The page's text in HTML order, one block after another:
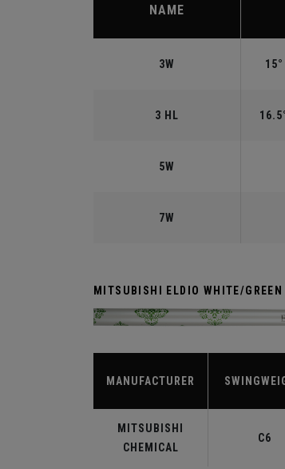
NAME
3W
3 HL
5W
7W
MITSUBISHI ELDIO WHITE/
MANUFACTURER
MITSUBISHI
CHEMICAL
C6